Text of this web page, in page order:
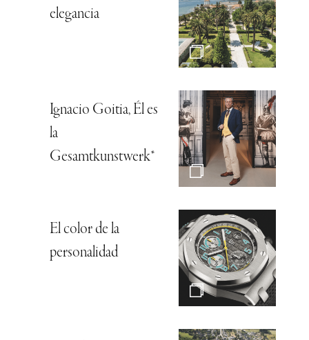
elegancia
Ignacio Goitia, Él es
la
Gesamtkunstwerk*
El color de la
personalidad